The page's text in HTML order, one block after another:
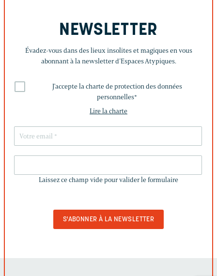
NEWSLETTER
Évadez-vous dans des lieux insolites et magiques en vous
abonnant à la newsletter d’Espaces Atypiques.
J'accepte la charte de protection des données
personnelles*
Lire la charte
CHAMP
Laissez ce champ vide pour valider le formulaire